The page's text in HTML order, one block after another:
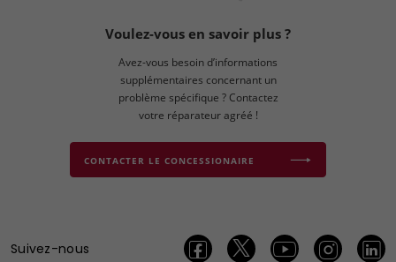
Voulez-vous en savoir plus ?
Avez-vous besoin d’informations
supplémentaires concernant un
problème spécifique ? Contactez
votre réparateur agréé !
CONTACTER LE CONCESSIONAIRE
Suivez-nous